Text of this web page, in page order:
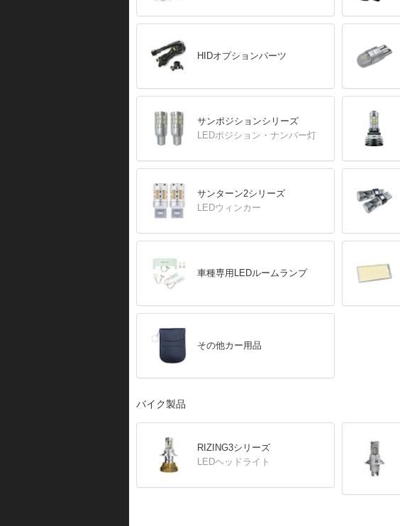
HIDオプションパーツ
サンポジションシリーズ
LEDポジション・ナンバー灯
サンターン2シリーズ
LEDウィンカー
車種専用LEDルームランプ
その他カー用品
バイク製品
RIZING3シリーズ
LEDヘッドライト